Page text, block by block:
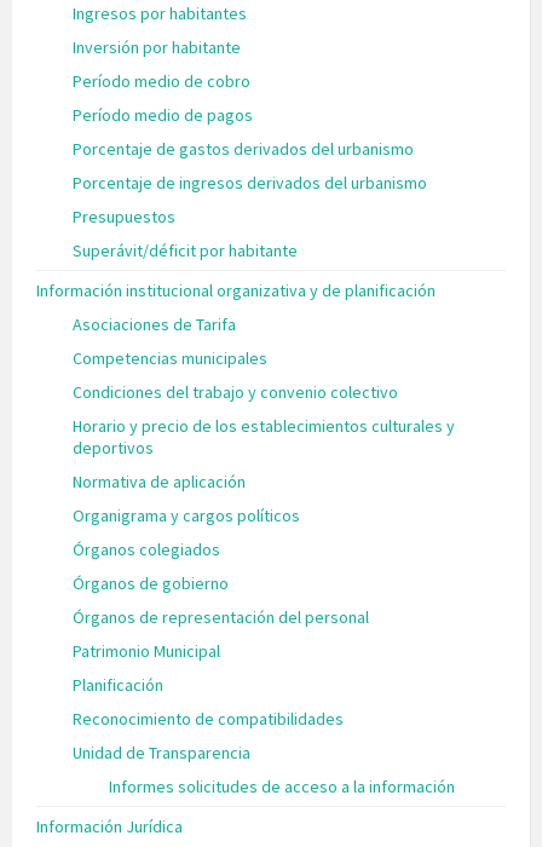
Ingresos por habitantes
Inversión por habitante
Período medio de cobro
Período medio de pagos
Porcentaje de gastos derivados del urbanismo
Porcentaje de ingresos derivados del urbanismo
Presupuestos
Superávit/déficit por habitante
Información institucional organizativa y de planificación
Asociaciones de Tarifa
Competencias municipales
Condiciones del trabajo y convenio colectivo
Horario y precio de los establecimientos culturales y
deportivos
Normativa de aplicación
Organigrama y cargos políticos
Órganos colegiados
Órganos de gobierno
Órganos de representación del personal
Patrimonio Municipal
Planificación
Reconocimiento de compatibilidades
Unidad de Transparencia
Informes solicitudes de acceso a la información
Información Jurídica